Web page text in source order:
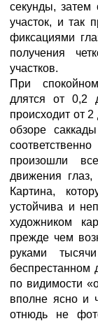
секунды, затем
участок, и так
фиксациями
получения
участков.
При
длятся от 0,2
происходит от
обзоре
произошли
движения глаз,
Картина,
устойчива и
художником
прежде чем
руками
беспрестанном
по видимости
вполне ясно и
отнюдь не